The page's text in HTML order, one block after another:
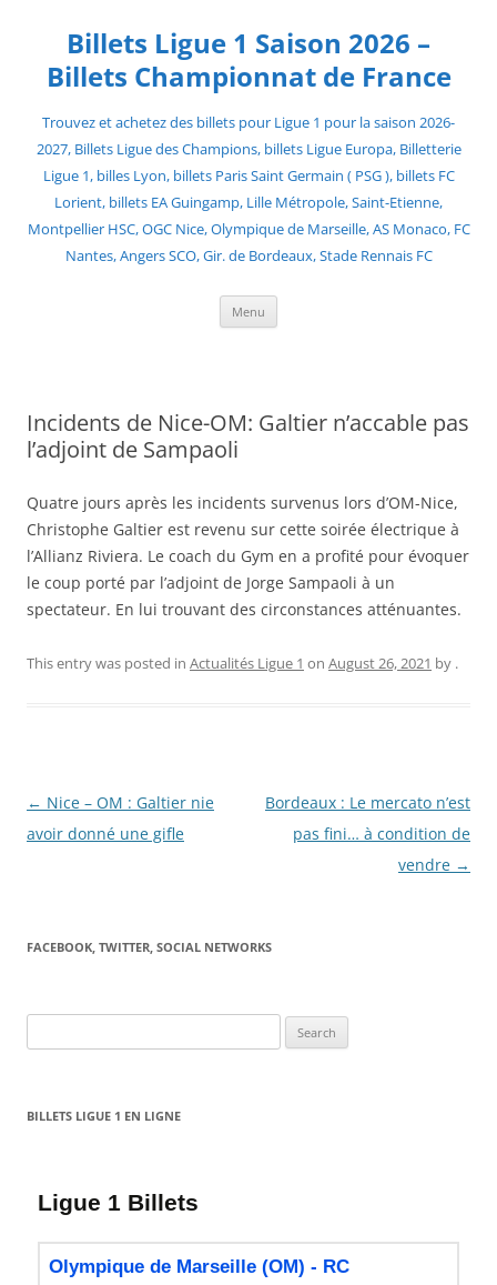
contentBillets Ligue 1 Saison 2026 –
Billets Championnat de France
Trouvez et achetez des billets pour Ligue 1 pour la saison 2026-
2027, Billets Ligue des Champions, billets Ligue Europa, Billetterie
Ligue 1, billes Lyon, billets Paris Saint Germain ( PSG ), billets FC
Lorient, billets EA Guingamp, Lille Métropole, Saint-Etienne,
Montpellier HSC, OGC Nice, Olympique de Marseille, AS Monaco, FC
Nantes, Angers SCO, Gir. de Bordeaux, Stade Rennais FC
Menu
Incidents de Nice-OM: Galtier n’accable pas
l’adjoint de Sampaoli
Quatre jours après les incidents survenus lors d’OM-Nice,
Christophe Galtier est revenu sur cette soirée électrique à
l’Allianz Riviera. Le coach du Gym en a profité pour évoquer
le coup porté par l’adjoint de Jorge Sampaoli à un
spectateur. En lui trouvant des circonstances atténuantes.
This entry was posted in Actualités Ligue 1 on August 26, 2021 by .
Post
navigation
← Nice – OM : Galtier nie
avoir donné une gifle
Bordeaux : Le mercato n’est
pas fini… à condition de
vendre →
FACEBOOK, TWITTER, SOCIAL NETWORKS
for:
BILLETS LIGUE 1 EN LIGNE